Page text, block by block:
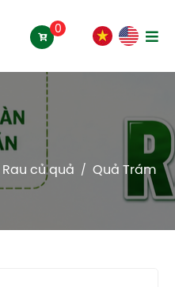
0
Rau củ quả Quả Trám